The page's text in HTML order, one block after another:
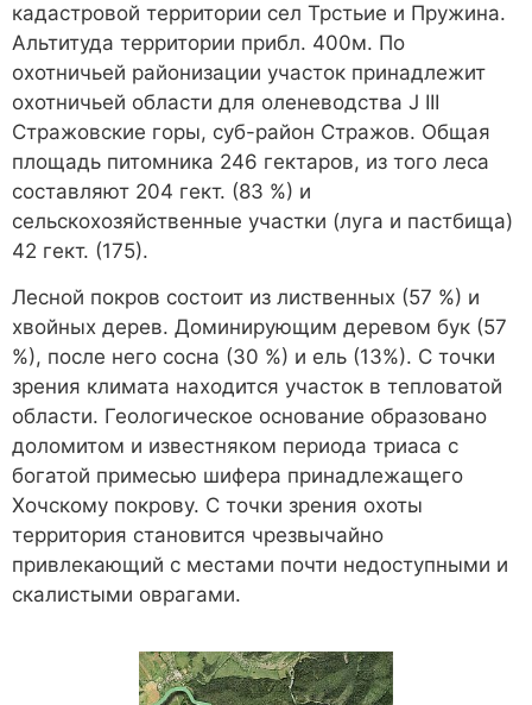
кадастровой территории сел Трстьие и Пружина.
Альтитуда территории прибл. 400м. По
охотничьей районизации участок принадлежит
охотничьей области для оленеводства J III
Стражовские горы, суб-район Стражов. Общая
площадь питомника 246 гектаров, из того леса
составляют 204 гект. (83 %) и
сельскохозяйственные участки (луга и пастбища)
42 гект. (175).
Лесной покров состоит из лиственных (57 %) и
хвойных дерев. Доминирующим деревом бук (57
%), после него сосна (30 %) и ель (13%). С точки
зрения климата находится участок в тепловатой
области. Геологическое основание образовано
доломитом и известняком периода триаса с
богатой примесью шифера принадлежащего
Хочскому покрову. С точки зрения охоты
территория становится чрезвычайно
привлекающий с местами почти недоступными и
скалистыми оврагами.
Necessary
These
cookies are
not
optional.
They are
needed for
Statistics